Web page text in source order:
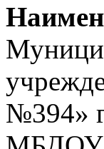
№394»